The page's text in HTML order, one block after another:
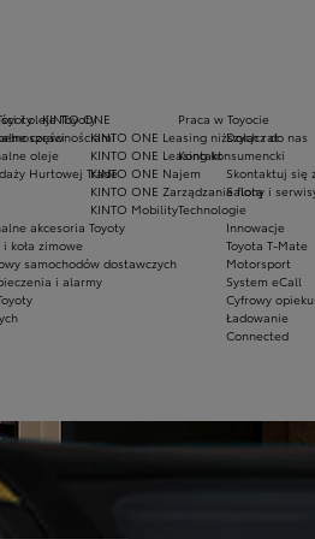
Praca w Toyocie
Dołącz do nas
Kontakt
Skontaktuj się
Salony i
Technologie
Innowacje
Toyota T-Mate
Motorsport
System eCall
Cyfrowy
Ładowanie
Connected
KINTO ONE
KINTO ONE Leasing niższych rat
KINTO ONE Leasing konsumencki
KINTO ONE Najem
KINTO ONE Zarządzanie flotą
KINTO Mobility
i oleje Toyoty
części
oleje
Hurtowej Trade
akcesoria Toyoty
koła zimowe
samochodów dostawczych
i alarmy